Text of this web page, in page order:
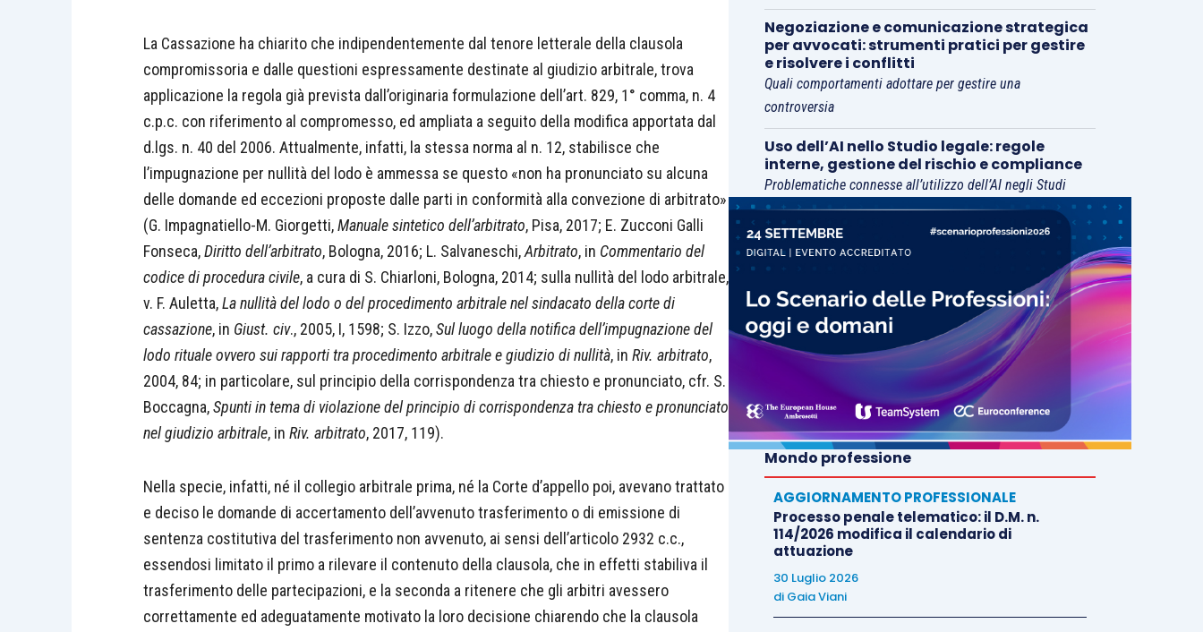
La Cassazione ha chiarito che indipendentemente dal tenore letterale della clausola
compromissoria e dalle questioni espressamente destinate al giudizio arbitrale, trova
applicazione la regola già prevista dall’originaria formulazione dell’art. 829, 1° comma, n. 4
c.p.c. con riferimento al compromesso, ed ampliata a seguito della modifica apportata dal
d.lgs. n. 40 del 2006. Attualmente, infatti, la stessa norma al n. 12, stabilisce che
l’impugnazione per nullità del lodo è ammessa se questo «non ha pronunciato su alcuna
delle domande ed eccezioni proposte dalle parti in conformità alla convezione di arbitrato»
(G. Impagnatiello-M. Giorgetti,Manuale sintetico dell’arbitrato, Pisa, 2017; E. Zucconi Galli
Fonseca,Diritto dell’arbitrato, Bologna, 2016; L. Salvaneschi,Arbitrato, in Commentario del
codice di procedura civile, a cura di S. Chiarloni, Bologna, 2014; sulla nullità del lodo arbitrale,
v. F. Auletta,La nullità del lodo o del procedimento arbitrale nel sindacato della corte di
cassazione, in Giust. civ., 2005, I, 1598; S. Izzo,Sul luogo della notifica dell’impugnazione del
lodo rituale ovvero sui rapporti tra procedimento arbitrale e giudizio di nullità, in Riv. arbitrato,
2004, 84; in particolare, sul principio della corrispondenza tra chiesto e pronunciato, cfr. S.
Boccagna,Spunti in tema di violazione del principio di corrispondenza tra chiesto e pronunciato
nel giudizio arbitrale, in Riv. arbitrato, 2017, 119).
Nella specie, infatti, né il collegio arbitrale prima, né la Corte d’appello poi, avevano trattato
e deciso le domande di accertamento dell’avvenuto trasferimento o di emissione di
sentenza costitutiva del trasferimento non avvenuto, ai sensi dell’articolo 2932 c.c.,
essendosi limitato il primo a rilevare il contenuto della clausola, che in effetti stabiliva il
trasferimento delle partecipazioni, e la seconda a ritenere che gli arbitri avessero
correttamente ed adeguatamente motivato la loro decisione chiarendo che la clausola
Negoziazione e comunicazione strategica
per avvocati: strumenti pratici per gestire
e risolvere i conflitti
Quali comportamenti adottare per gestire una
controversia
Uso dell’AI nello Studio legale: regole
interne, gestione del rischio e compliance
Problematiche connesse all’utilizzo dell’AI negli Studi
Mondo professione
AGGIORNAMENTO PROFESSIONALE
Processo penale telematico: il D.M. n.
114/2026 modifica il calendario di
attuazione
30 Luglio 2026
di Gaia Viani